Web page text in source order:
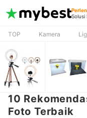
Solusi
TOP Kamera
10
Foto Terbaik